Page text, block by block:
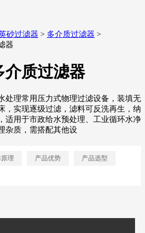
砂过滤器 > 多介质过滤器 >
介质过滤器
处理常用压力式物理过滤设备，装填无
，实现逐级过滤，滤料可反洗再生，纳
适用于市政给水预处理、工业循环水净
杂质，需搭配其他设
理 产品优势
产品选型